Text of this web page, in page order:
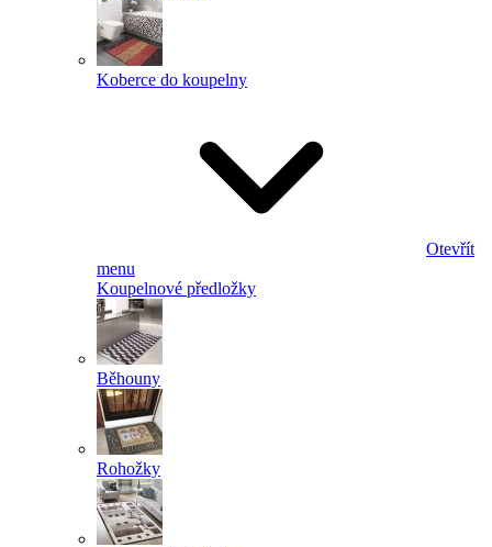
Koberce do koupelny
Otevřít
menu
Koupelnové předložky
Běhouny
Rohožky